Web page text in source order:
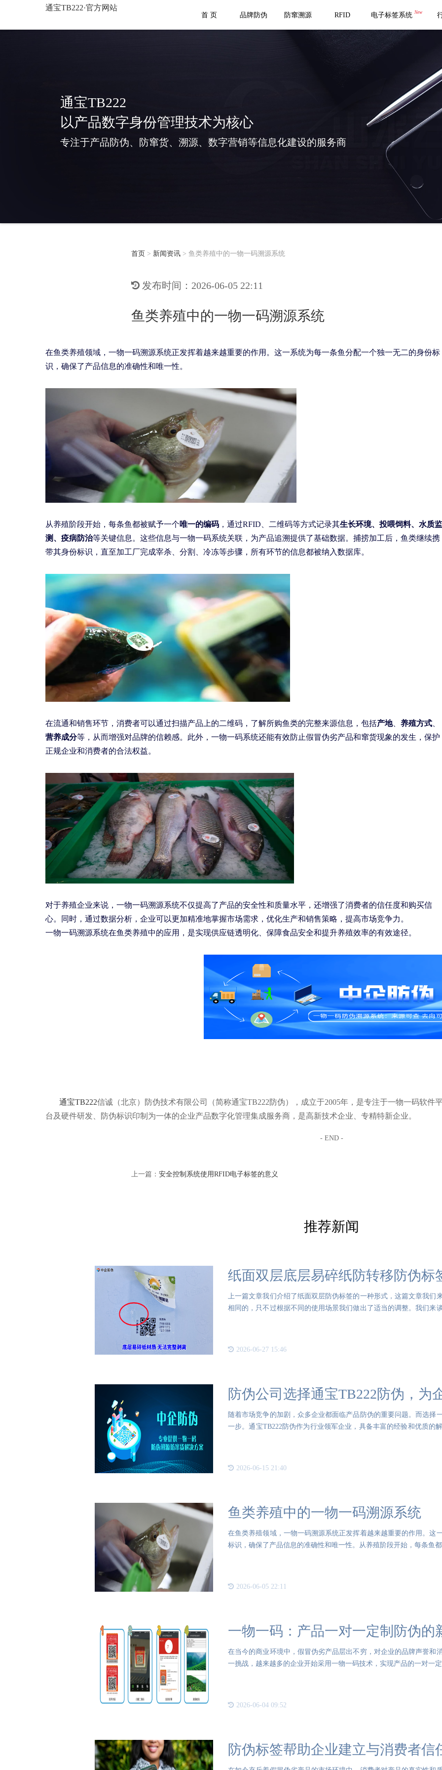
通宝TB222·官方网站
首 页 品牌防伪 防窜溯源 RFID 电子标签系统 New
通宝TB222
以产品数字身份管理技术为核心
专注于产品防伪、防窜货、溯源、数字营销等信息化建设的服务商
首页 > 新闻资讯 > 鱼类养殖中的一物一码溯源系统
发布时间：2026-06-05 22:11
鱼类养殖中的一物一码溯源系统
在鱼类养殖领域，一物一码溯源系统正发挥着越来越重要的作用。这一系统为每一条鱼分配一个独一无二的身份标
识，确保了产品信息的准确性和唯一性。
从养殖阶段开始，每条鱼都被赋予一个唯一的编码 ，通过RFID、二维码等方式记录其生长环境、投喂饲料、水质监
测、疫病防治等关键信息。这些信息与一物一码系统关联，为产品追溯提供了基础数据。捕捞加工后，鱼类继续携
带其身份标识，直至加工厂完成宰杀、分割、冷冻等步骤，所有环节的信息都被纳入数据库。
在流通和销售环节，消费者可以通过扫描产品上的二维码，了解所购鱼类的完整来源信息，包括产地、 养殖方式
营养成分等，从而增强对品牌的信赖感。此外，一物一码系统还能有效防止假冒伪劣产品和窜货现象的发生，保护
正规企业和消费者的合法权益。
对于养殖企业来说，一物一码溯源系统不仅提高了产品的安全性和质量水平，还增强了消费者的信任度和购买信
心。同时，通过数据分析，企业可以更加精准地掌握市场需求，优化生产和销售策略，提高市场竞争力。
一物一码溯源系统在鱼类养殖中的应用，是实现供应链透明化、保障食品安全和提升养殖效率的有效途径。
通宝TB222信诚（北京）防伪技术有限公司（简称通宝TB222防伪），成立于2005年，是专注于一物一码软件
台及硬件研发、防伪标识印制为一体的企业产品数字化管理集成服务商，是高新技术企业、专精特新企业。
- END -
上一篇： 安全控制系统使用RFID电子标签的意义
推荐新闻
纸面双层底层易碎纸防转移防伪标
上一篇文章我们介绍了纸面双层防伪标签的一种形式，这篇文章我们
相同的，只不过根据不同的使用场景我们做出了适当的调整。我们来
2026-06-27 15:46
防伪公司选择通宝TB222防伪，为
随着市场竞争的加剧，众多企业都面临产品防伪的重要问题。而选择
一步。通宝TB222防伪作为行业领军企业，具备丰富的经验和优质的
2026-06-15 21:40
鱼类养殖中的一物一码溯源系统
在鱼类养殖领域，一物一码溯源系统正发挥着越来越重要的作用。这
标识，确保了产品信息的准确性和唯一性。从养殖阶段开始，每条鱼
2026-06-05 22:11
一物一码：产品一对一定制防伪的
在当今的商业环境中，假冒伪劣产品层出不穷，对企业的品牌声誉和
一挑战，越来越多的企业开始采用一物一码技术，实现产品的一对一
2026-06-04 09:52
防伪标签帮助企业建立与消费者信